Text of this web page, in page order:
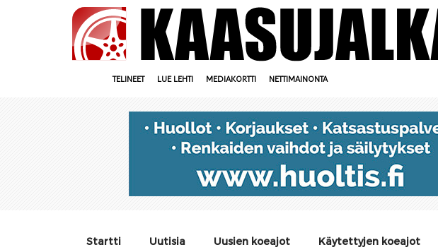
TELINEET LUE LEHTI MEDIAKORTTI NETTIMAINONTA
Startti Uutisia Uusien koeajot Käytettyjen koeajot